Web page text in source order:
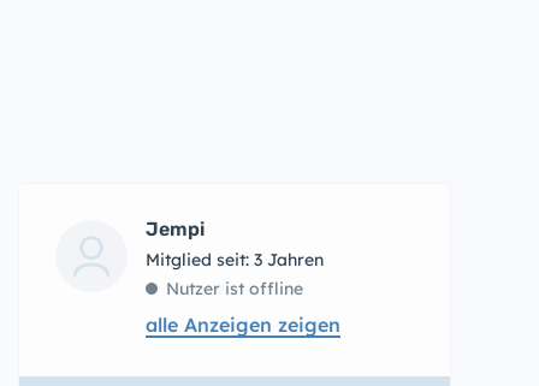
Jempi
Mitglied seit: 3 Jahren
Nutzer ist offline
alle Anzeigen zeigen